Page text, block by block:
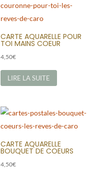
CARTE AQUARELLE POUR
TOI MAINS COEUR
4,50€
LIRE LA SUITE
CARTE AQUARELLE
BOUQUET DE COEURS
4,50€